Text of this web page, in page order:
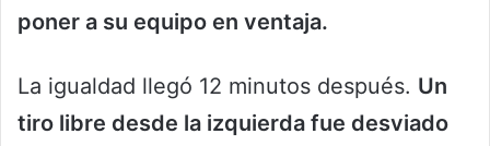
poner a su equipo en ventaja.
La igualdad llegó 12 minutos después. Un
tiro libre desde la izquierda fue desviado